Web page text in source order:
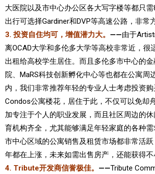
大医院以及市中心办公区各大写字楼等都只
出行可选择Gardiner和DVP等高速公路，非常
3. 投资自住均可，增值潜力大。 ——由于
离OCAD大学和多伦多大学等高校非常近，很
出租给高校学生居住。而且多伦多市中心的
院、MaRS科技创新孵化中心等也都在公寓周
内，我们非常推荐年轻的专业人士考虑投资
Condos公寓楼花，居住于此，不仅可以免却
加专注于个人的职业发展，而且社区周边的
育机构齐全，尤其能够满足年轻家庭的各种
市中心区域的公寓销售及租赁市场都非常活
年都在上涨，未来如需出售房产，还能获得不
4. Tribute开发商信誉极佳。 ——Tribute